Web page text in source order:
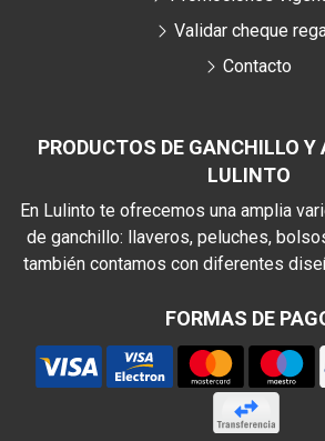
PRODUCTOS DE GANCHILLO
LULINTO
En Lulinto te ofrecemos una amplia
de ganchillo: llaveros, peluches,
también contamos con diferentes
FORMAS DE
Validar cheque
Contacto